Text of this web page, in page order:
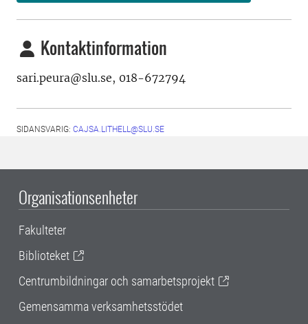
Kontaktinformation
sari.peura@slu.se, 018-672794
SIDANSVARIG: CAJSA.LITHELL@SLU.SE
Organisationsenheter
Fakulteter
Biblioteket
Centrumbildningar och samarbetsprojekt
Gemensamma verksamhetsstödet